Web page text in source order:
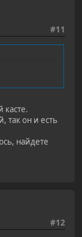
#11
касте.
так он и есть
найдете
#12